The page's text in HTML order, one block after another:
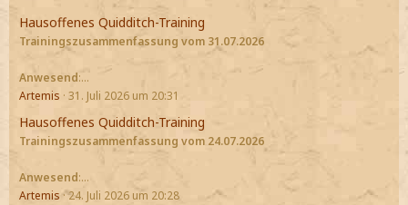
Hausoffenes Quidditch-Training
Trainingszusammenfassung vom 31.07.2026
Anwesend:…
Artemis 31. Juli 2026 um 20:31
Hausoffenes Quidditch-Training
Trainingszusammenfassung vom 24.07.2026
Anwesend:…
Artemis 24. Juli 2026 um 20:28